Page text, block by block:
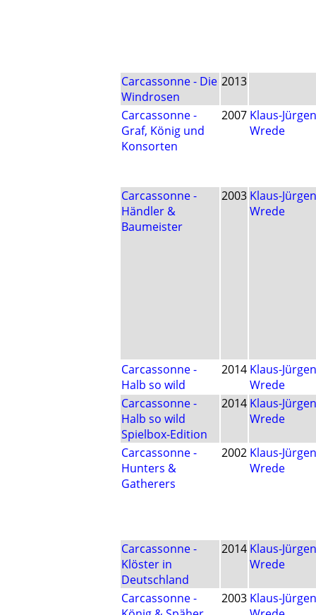
Carcassonne - Die
Windrosen
2013
Carcassonne -
Graf, König und
Konsorten
2007 Klaus-Jürgen
Wrede
Carcassonne -
Händler &
Baumeister
2003 Klaus-Jürgen
Wrede
Carcassonne -
Halb so wild
2014 Klaus-Jürgen
Wrede
Carcassonne -
Halb so wild
Spielbox-Edition
2014 Klaus-Jürgen
Wrede
Carcassonne -
Hunters &
Gatherers
2002 Klaus-Jürgen
Wrede
Carcassonne -
Klöster in
Deutschland
2014 Klaus-Jürgen
Wrede
Carcassonne -
2003 Klaus-Jürgen